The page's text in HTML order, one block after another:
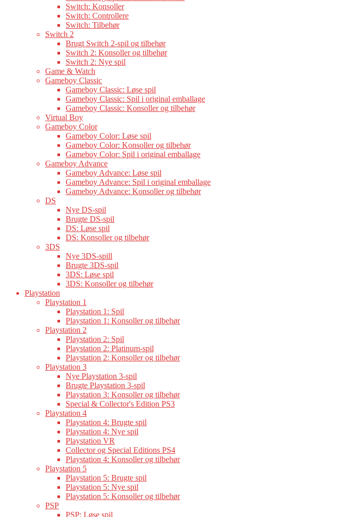
Switch: Konsoller
Switch: Controllere
Switch: Tilbehør
Switch 2
Brugt Switch 2-spil og tilbehør
Switch 2: Konsoller og tilbehør
Switch 2: Nye spil
Game & Watch
Gameboy Classic
Gameboy Classic: Løse spil
Gameboy Classic: Spil i original emballage
Gameboy Classic: Konsoller og tilbehør
Virtual Boy
Gameboy Color
Gameboy Color: Løse spil
Gameboy Color: Konsoller og tilbehør
Gameboy Color: Spil i original emballage
Gameboy Advance
Gameboy Advance: Løse spil
Gameboy Advance: Spil i original emballage
Gameboy Advance: Konsoller og tilbehør
DS
Nye DS-spil
Brugte DS-spil
DS: Løse spil
DS: Konsoller og tilbehør
3DS
Nye 3DS-spill
Brugte 3DS-spil
3DS: Løse spil
3DS: Konsoller og tilbehør
Playstation
Playstation 1
Playstation 1: Spil
Playstation 1: Konsoller og tilbehør
Playstation 2
Playstation 2: Spil
Playstation 2: Platinum-spil
Playstation 2: Konsoller og tilbehør
Playstation 3
Nye Playstation 3-spil
Brugte Playstation 3-spil
Playstation 3: Konsoller og tilbehør
Special & Collector's Edition PS3
Playstation 4
Playstation 4: Brugte spil
Playstation 4: Nye spil
Playstation VR
Collector og Special Editions PS4
Playstation 4: Konsoller og tilbehør
Playstation 5
Playstation 5: Brugte spil
Playstation 5: Nye spil
Playstation 5: Konsoller og tilbehør
PSP
PSP: Løse spil